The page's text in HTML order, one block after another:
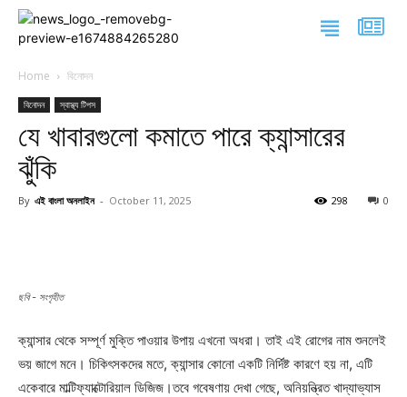
সারাদেশ
রাজনীতি
জাতীয়
খেলা-ধুলা
ক্যারিয়ার
ধর্ম
সারাদেশ
জাতীয়
জন-দুর্ভোগ
রাজনীতি
ক্যারিয়ার
সারাদেশ
জাতীয়
জন-দুর্ভোগ
রাজনীতি
ক্যারিয়ার
Home বিনোদন
বিনোদন স্বাস্থ্য টিপস
যে খাবারগুলো কমাতে পারে ক্যান্সারের
ঝুঁকি
By এই বাংলা অনলাইন - October 11, 2025 0
298
ছবি - সংগৃহীত
ক্যান্সার থেকে সম্পূর্ণ মুক্তি পাওয়ার উপায় এখনো অধরা। তাই এই রোগের নাম শুনলেই
ভয় জাগে মনে। চিকিৎসকদের মতে, ক্যান্সার কোনো একটি নির্দিষ্ট কারণে হয় না, এটি
একেবারে মাল্টিফ্যাক্টোরিয়াল ডিজিজ।তবে গবেষণায় দেখা গেছে, অনিয়ন্ত্রিত খাদ্যাভ্যাস